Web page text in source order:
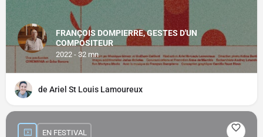
FRANÇOIS DOMPIERRE, GESTES D'UN
COMPOSITEUR
2022 - 32 mn
de Ariel St Louis Lamoureux
EN FESTIVAL